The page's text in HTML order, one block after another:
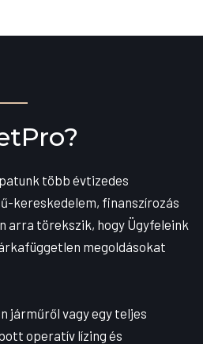
több évtizedes
kereskedelem, finanszírozás
arra törekszik, hogy Ügyfeleink
megoldásokat
járműről vagy egy teljes
operatív lízing és